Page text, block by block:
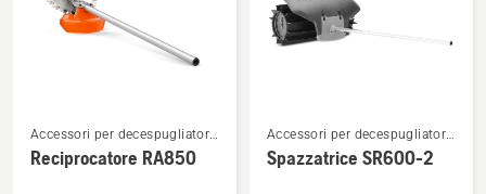
maggiori
dettagli
Accessori per decespugliatori
multifunzione
Reciprocatore RA850
maggiori
dettagli
Accessori per decespugliatori
multifunzione
Spazzatrice SR600-2